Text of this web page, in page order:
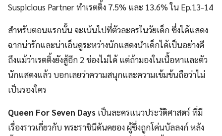
Suspicious Partner ทำเรตติ้ง 7.5% และ 13.6% ใน Ep.13-14
สำหรับตอนแรกนั้น จะเน้นไปที่ตัวละครในวัยเด็ก ซึ่งได้แสดง
ฉากน่ารักและน่าเอ็นดูระหว่างนักแสดงนำเด็กได้เป็นอย่างดี
ถึงแม้ว่าเรตติ้งยังสู้อีก 2 ช่องไม่ได้ แต่ถ้ามองในเนื้อหาและตัว
นักแสดงแล้ว บอกเลยว่าความสนุกและความเข้มข้นถือว่าไม่
เป็นรองใคร
Queen For Seven Days เป็นละครแนวประวัติศาสตร์ ที่มี
เรื่องราวเกี่ยวกับ พระราชินีดันคยอง ผู้ซึ่งถูกโค่นบัลลงก์ หลัง